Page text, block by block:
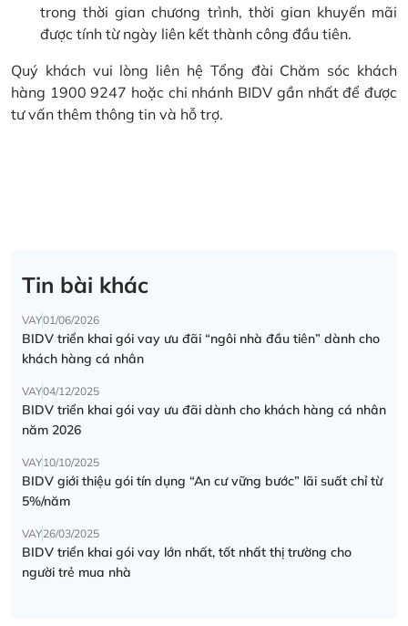
trong thời gian chương trình, thời gian khuyến mãi
được tính từ ngày liên kết thành công đầu tiên.
Quý khách vui lòng liên hệ Tổng đài Chăm sóc khách
hàng 1900 9247 hoặc chi nhánh BIDV gần nhất để được
tư vấn thêm thông tin và hỗ trợ.
Tin bài khác
VAY01/06/2026
BIDV triển khai gói vay ưu đãi “ngôi nhà đầu tiên” dành cho
khách hàng cá nhân
VAY04/12/2025
BIDV triển khai gói vay ưu đãi dành cho khách hàng cá nhân
năm 2026
VAY10/10/2025
BIDV giới thiệu gói tín dụng “An cư vững bước” lãi suất chỉ từ
5%/năm
VAY26/03/2025
BIDV triển khai gói vay lớn nhất, tốt nhất thị trường cho
người trẻ mua nhà